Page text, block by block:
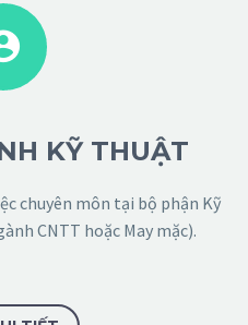
KỸ THUẬT
chuyên môn tại bộ phận Kỹ
CNTT hoặc May mặc).